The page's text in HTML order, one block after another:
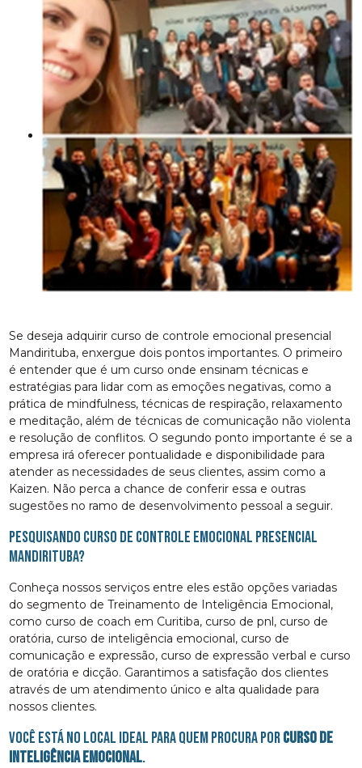
Se deseja adquirir curso de controle emocional presencial
Mandirituba, enxergue dois pontos importantes. O primeiro
é entender que é um curso onde ensinam técnicas e
estratégias para lidar com as emoções negativas, como a
prática de mindfulness, técnicas de respiração, relaxamento
e meditação, além de técnicas de comunicação não violenta
e resolução de conflitos. O segundo ponto importante é se a
empresa irá oferecer pontualidade e disponibilidade para
atender as necessidades de seus clientes, assim como a
Kaizen. Não perca a chance de conferir essa e outras
sugestões no ramo de desenvolvimento pessoal a seguir.
Pesquisando curso de controle emocional presencial
Mandirituba?
Conheça nossos serviços entre eles estão opções variadas
do segmento de Treinamento de Inteligência Emocional,
como curso de coach em Curitiba, curso de pnl, curso de
oratória, curso de inteligência emocional, curso de
comunicação e expressão, curso de expressão verbal e curso
de oratória e dicção. Garantimos a satisfação dos clientes
através de um atendimento único e alta qualidade para
nossos clientes.
Você está no local ideal para quem procura porcurso de
inteligência emocional.